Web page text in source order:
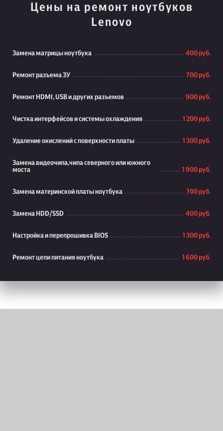
Цены на ремонт ноутбуков
Lenovo
Замена матрицы ноутбука 400 руб.
Ремонт разъема ЗУ 700 руб.
Ремонт HDMI, USB и других разъемов 900 руб.
Чистка интерфейсов и системы охлаждения 1 200 руб.
Удаление окислений с поверхности платы 1 300 руб.
Замена видеочипа,чипа северного или южного
моста
1 900 руб.
Замена материнской платы ноутбука 700 руб.
Замена HDD/SSD 400 руб.
Настройка и перепрошивка BIOS 1 300 руб.
Ремонт цепи питания ноутбука 1 600 руб.